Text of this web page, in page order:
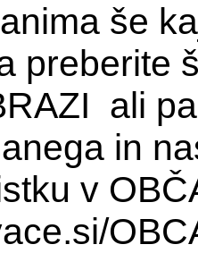
še
preberite
ali
in
v